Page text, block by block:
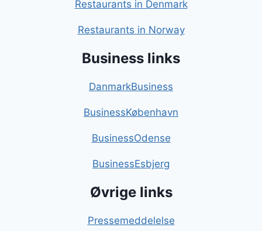
Restaurants in Denmark
Restaurants in Norway
Business links
DanmarkBusiness
BusinessKøbenhavn
BusinessOdense
BusinessEsbjerg
Øvrige links
Pressemeddelelse